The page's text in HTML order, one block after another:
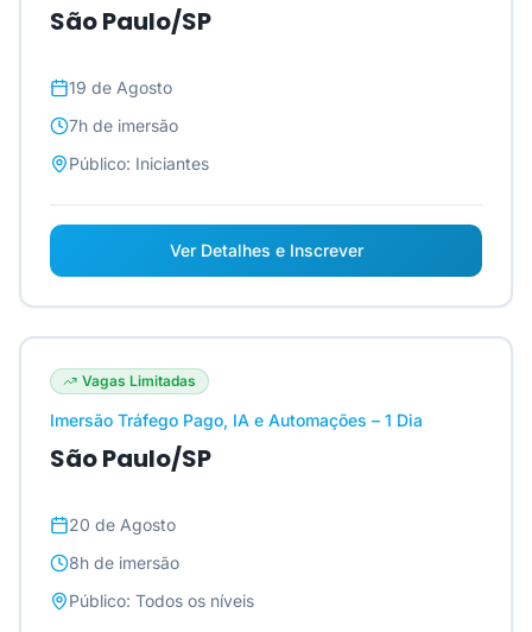
São Paulo/SP
19 de Agosto
7h de imersão
Público: Iniciantes
Ver Detalhes e Inscrever
Vagas Limitadas
Imersão Tráfego Pago, IA e Automações – 1 Dia
São Paulo/SP
20 de Agosto
8h de imersão
Público: Todos os níveis